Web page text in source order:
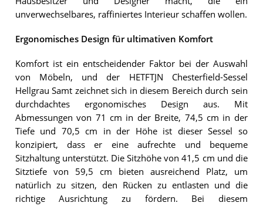
unverwechselbares, raffiniertes Interieur schaffen wollen.
Ergonomisches Design für ultimativen Komfort
Komfort ist ein entscheidender Faktor bei der Auswahl
von Möbeln, und der HETFTJN Chesterfield-Sessel
Hellgrau Samt zeichnet sich in diesem Bereich durch sein
durchdachtes ergonomisches Design aus. Mit
Abmessungen von 71 cm in der Breite, 74,5 cm in der
Tiefe und 70,5 cm in der Höhe ist dieser Sessel so
konzipiert, dass er eine aufrechte und bequeme
Sitzhaltung unterstützt. Die Sitzhöhe von 41,5 cm und die
Sitztiefe von 59,5 cm bieten ausreichend Platz, um
natürlich zu sitzen, den Rücken zu entlasten und die
richtige Ausrichtung zu fördern. Bei diesem